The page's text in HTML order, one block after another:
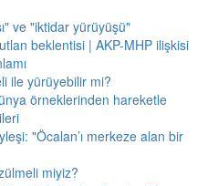
ve "iktidar yürüyüşü"
beklentisi | AKP-MHP ilişkisi
ile yürüyebilir mi?
örneklerinden hareketle
"Öcalan’ı merkeze alan bir
miyiz?